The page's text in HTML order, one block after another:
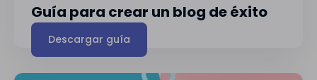
Guía para crear un blog de éxito
Descargar guía